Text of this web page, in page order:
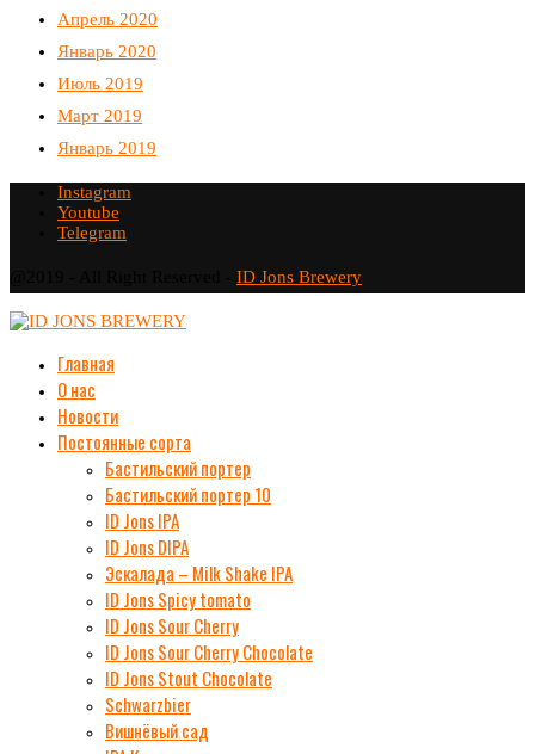
Апрель 2020
Январь 2020
Июль 2019
Март 2019
Январь 2019
Instagram
Youtube
Telegram
ID Jons Brewery
Главная
О нас
Новости
Постоянные сорта
Бастильский портер
Бастильский портер 10
ID Jons IPA
ID Jons DIPA
Эскалада – Milk Shake IPA
ID Jons Spicy tomato
ID Jons Sour Cherry
ID Jons Sour Cherry Chocolate
ID Jons Stout Chocolate
Schwarzbier
Вишнёвый сад